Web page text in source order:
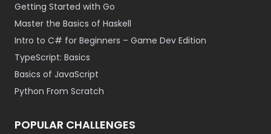
Getting Started with Go
Master the Basics of Haskell
Intro to C# for Beginners – Game Dev Edition
TypeScript: Basics
Basics of JavaScript
Python From Scratch
POPULAR CHALLENGES